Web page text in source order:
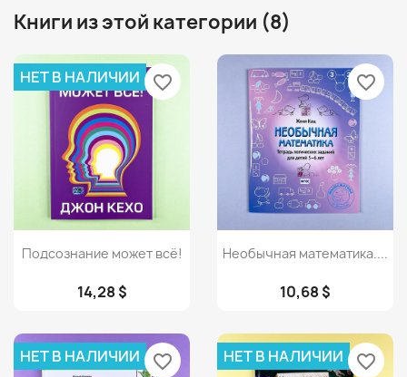
Книги из этой категории (8)
Просмотр
Подсознание может всё!
14,28 $
НЕТ В НАЛИЧИИ favorite_border
Просмотр
Необычная математика....
10,68 $
favorite_border
НЕТ В НАЛИЧИИ favorite_border НЕТ В НАЛИЧИИ favorite_border